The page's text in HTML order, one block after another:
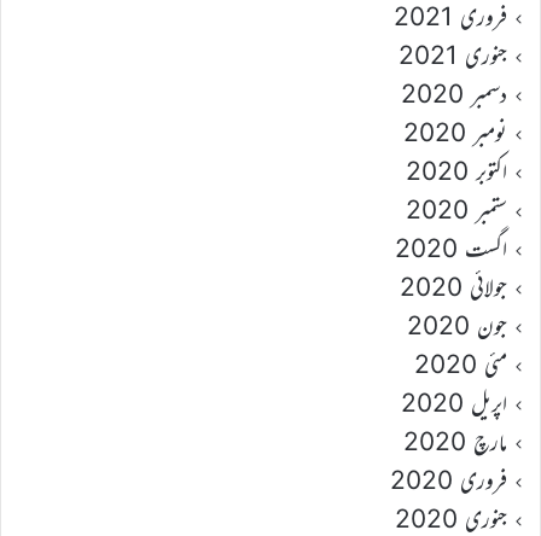
فروری 2021
جنوری 2021
دسمبر 2020
نومبر 2020
اکتوبر 2020
ستمبر 2020
اگست 2020
جولائی 2020
جون 2020
مئی 2020
اپریل 2020
مارچ 2020
فروری 2020
جنوری 2020